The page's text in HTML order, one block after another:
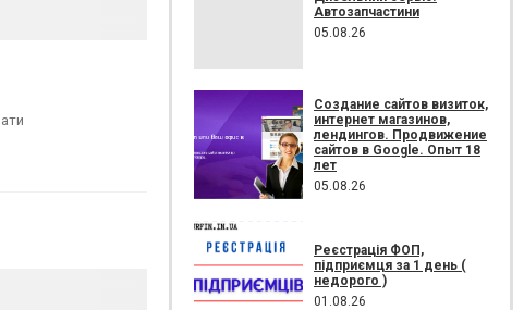
Автозапчастини
05.08.26
Создание сайтов визиток,
интернет магазинов,
лендингов. Продвижение
сайтов в Google. Опыт 18
лет
05.08.26
Реєстрація ФОП,
підприємця за 1 день (
недорого )
01.08.26